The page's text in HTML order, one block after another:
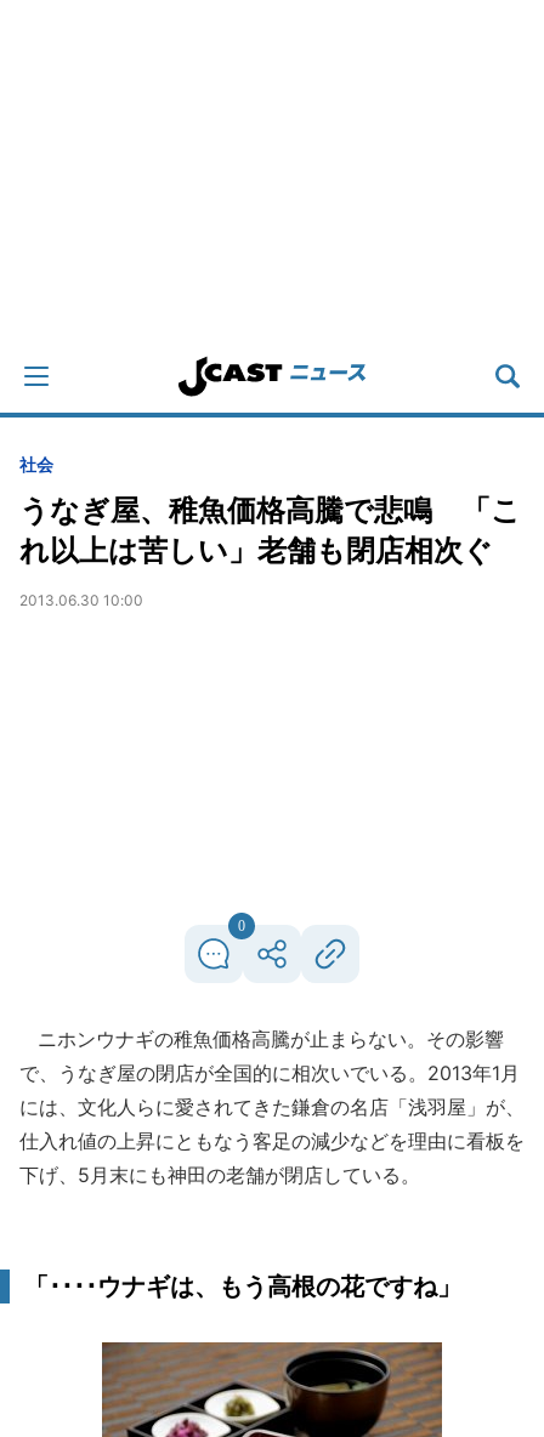
社会
うなぎ屋、稚魚価格高騰で悲鳴 「こ
れ以上は苦しい」老舗も閉店相次ぐ
2013.06.30 10:00
0
ニホンウナギの稚魚価格高騰が止まらない。その影響
で、うなぎ屋の閉店が全国的に相次いでいる。2013年1月
には、文化人らに愛されてきた鎌倉の名店「浅羽屋」が、
仕入れ値の上昇にともなう客足の減少などを理由に看板を
下げ、5月末にも神田の老舗が閉店している。
「････ウナギは、もう高根の花ですね」